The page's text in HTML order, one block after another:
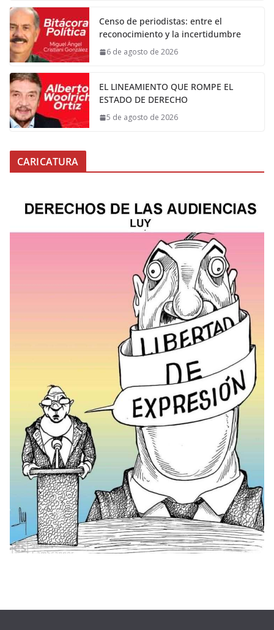
Censo de periodistas: entre el
reconocimiento y la incertidumbre
6 de agosto de 2026
EL LINEAMIENTO QUE ROMPE EL
ESTADO DE DERECHO
5 de agosto de 2026
CARICATURA